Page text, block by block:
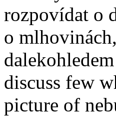
rozpovídat o
o
discuss few
picture of